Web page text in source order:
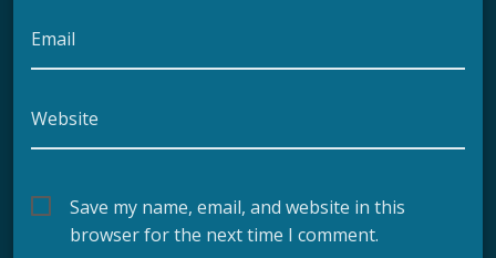
Email
Website
Save my name, email, and website in this
browser for the next time I comment.